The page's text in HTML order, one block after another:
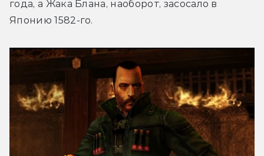
года, а Жака Блана, наоборот, засосало в
Японию 1582-го.